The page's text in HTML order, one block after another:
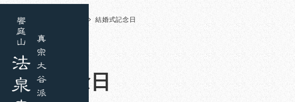
お知らせ 結婚式記念日
結婚式記念日